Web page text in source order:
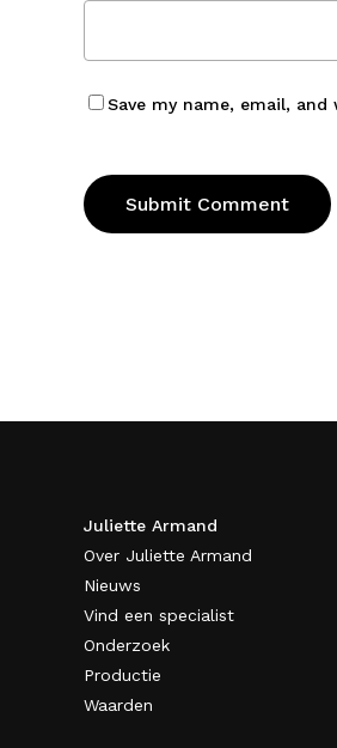
Save my name, email,
Juliette Armand
Over Juliette Armand
Nieuws
Vind een specialist
Onderzoek
Productie
Waarden